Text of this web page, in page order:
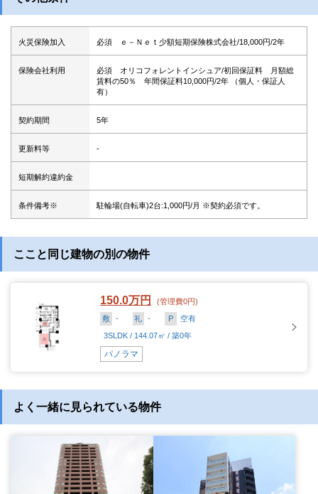
火災保険加入 必須 ｅ－Ｎｅｔ少額短期保険株式会社/18,000円/2年
保険会社利用
必須 オリコフォレントインシュア/初回保証料 月額総
賃料の50％ 年間保証料10,000円/2年 （個人・保証人
有）
契約期間 5年
更新料等 -
短期解約違約金
条件備考※ 駐輪場(自転車)2台:1,000円/月 ※契約必須です。
ここと同じ建物の別の物件
150.0万円
(管理費0円)
敷
- 礼 - P
空有
3SLDK / 144.07㎡ / 築0年
パノラマ
よく一緒に見られている物件